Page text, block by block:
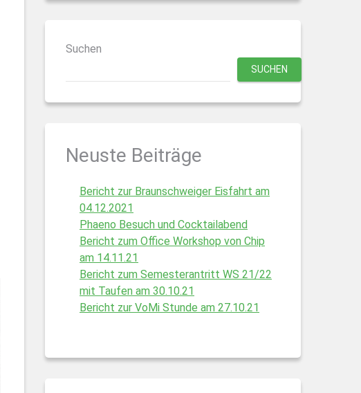
Suchen
SUCHEN
Neuste Beiträge
Bericht zur Braunschweiger Eisfahrt am
04.12.2021
Phaeno Besuch und Cocktailabend
Bericht zum Office Workshop von Chip
am 14.11.21
Bericht zum Semesterantritt WS 21/22
mit Taufen am 30.10.21
Bericht zur VoMi Stunde am 27.10.21